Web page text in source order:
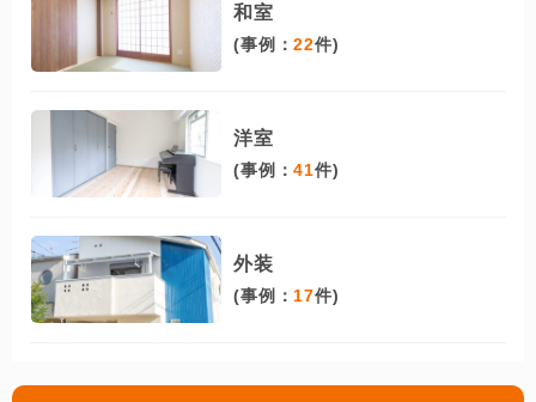
和室
(事例：22件)
洋室
(事例：41件)
外装
(事例： 17件)